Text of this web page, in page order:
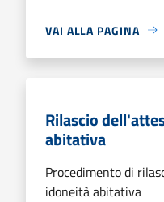
VAI ALLA PAGINA
Rilascio
abitativa
Procedimento di
idoneità abitativa